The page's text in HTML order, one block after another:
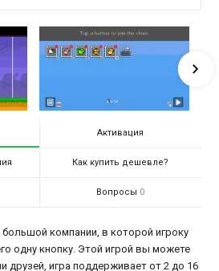
Активация
Как купить дешевле?
Вопросы 0
большой компании, в которой игроку
одну кнопку. Этой игрой вы можете
друзей, игра поддерживает от 2 до 16